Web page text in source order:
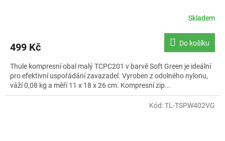
Skladem
499 Kč Do košíku
Thule kompresní obal malý TCPC201 v barvě Soft Green je ideální
pro efektivní uspořádání zavazadel. Vyroben z odolného nylonu,
váží 0,08 kg a měří 11 x 18 x 26 cm. Kompresní zip...
Kód:TL-TSPW402VG